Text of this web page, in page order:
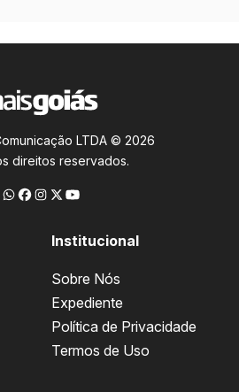
LTDA © 2026
direitos reservados.
Institucional
Sobre Nós
Expediente
Política de Privacidade
Termos de Uso